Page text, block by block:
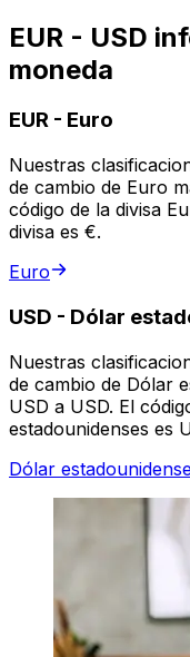
EUR - USD
moneda
EUR - Euro
Nuestras
de cambio de Euro
código de la divisa
divisa es €.
Euro
USD - Dólar
Nuestras
de cambio de Dólar
USD a USD. El
estadounidenses es
Dólar